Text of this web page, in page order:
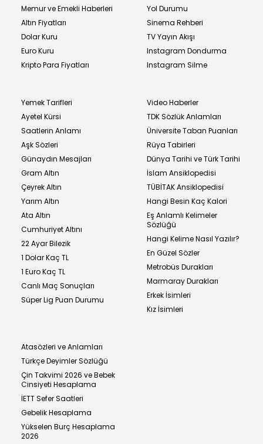
Memur ve Emekli Haberleri
Altın Fiyatları
Dolar Kuru
Euro Kuru
Kripto Para Fiyatları
Yol Durumu
Sinema Rehberi
TV Yayın Akışı
Instagram Dondurma
Instagram Silme
Yemek Tarifleri
Ayetel Kürsi
Saatlerin Anlamı
Aşk Sözleri
Günaydın Mesajları
Gram Altın
Çeyrek Altın
Yarım Altın
Ata Altın
Cumhuriyet Altını
22 Ayar Bilezik
1 Dolar Kaç TL
1 Euro Kaç TL
Canlı Maç Sonuçları
Süper Lig Puan Durumu
Video Haberler
TDK Sözlük Anlamları
Üniversite Taban Puanları
Rüya Tabirleri
Dünya Tarihi ve Türk Tarihi
İslam Ansiklopedisi
TÜBİTAK Ansiklopedisi
Hangi Besin Kaç Kalori
Eş Anlamlı Kelimeler
Sözlüğü
Hangi Kelime Nasıl Yazılır?
En Güzel Sözler
Metrobüs Durakları
Marmaray Durakları
Erkek İsimleri
Kız İsimleri
Atasözleri ve Anlamları
Türkçe Deyimler Sözlüğü
Çin Takvimi 2026 ve Bebek
Cinsiyeti Hesaplama
İETT Sefer Saatleri
Gebelik Hesaplama
Yükselen Burç Hesaplama
2026